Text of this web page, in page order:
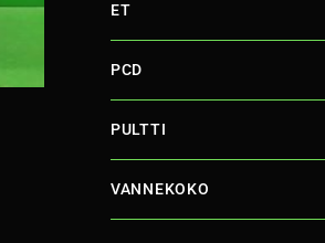
ET
PCD
PULTTI
VANNEKOKO